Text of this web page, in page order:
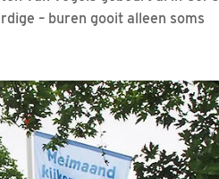
– buren gooit alleen soms